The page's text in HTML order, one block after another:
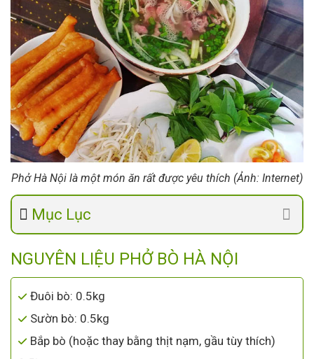
Phở Hà Nội là một món ăn rất được yêu thích (Ảnh: Internet)
Mục Lục
NGUYÊN LIỆU PHỞ BÒ HÀ NỘI
Đuôi bò: 0.5kg
Sườn bò: 0.5kg
Bắp bò (hoặc thay bằng thịt nạm, gầu tùy thích)